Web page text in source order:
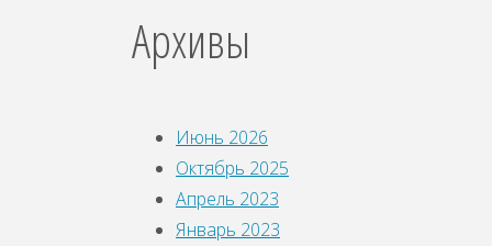
Архивы
Июнь 2026
Октябрь 2025
Апрель 2023
Январь 2023